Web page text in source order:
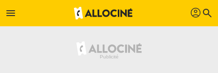
menu profil search